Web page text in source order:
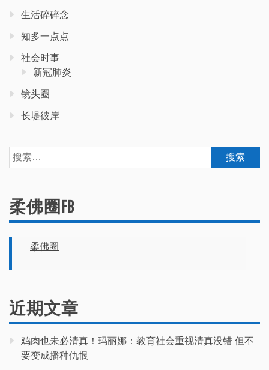
生活碎碎念
知多一点点
社会时事
新冠肺炎
镜头圈
长堤彼岸
搜
索：
柔佛圈FB
柔佛圈
近期文章
鸡肉也未必清真！玛丽娜：教育社会重视清真没错 但不
要变成播种仇恨